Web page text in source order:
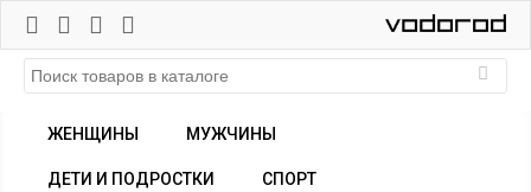
ЖЕНЩИНЫ МУЖЧИНЫ
ДЕТИ И ПОДРОСТКИ СПОРТ